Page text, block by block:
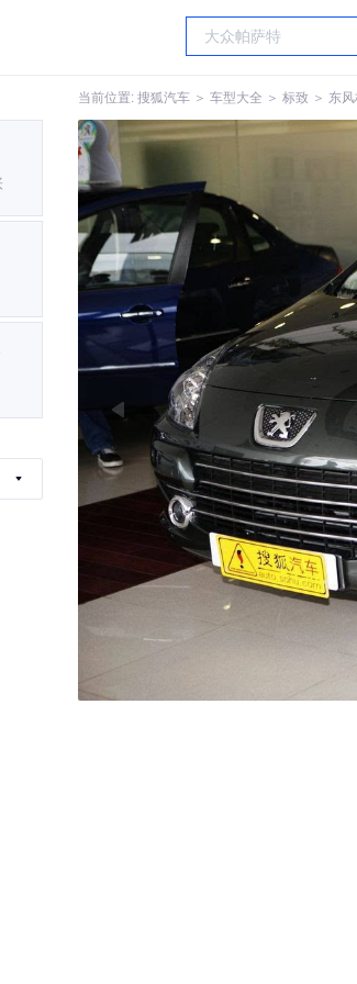
当前位置: 搜狐汽车 ＞ 车型大全 ＞ 标致 ＞ 东